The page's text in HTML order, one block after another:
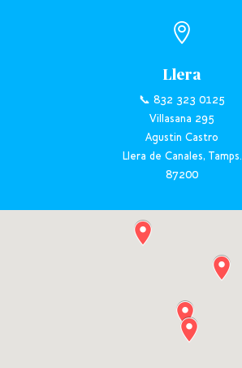

Llera
📞 832 323 0125
Villasana 295
Agustin Castro
Llera de Canales, Tamps.
87200